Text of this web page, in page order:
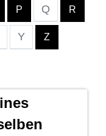
P Q R
Y Z